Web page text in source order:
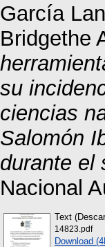
García
Bridgethe
su
ciencias
Salomón
durante el
Nacional
Text
14823.pdf
Download